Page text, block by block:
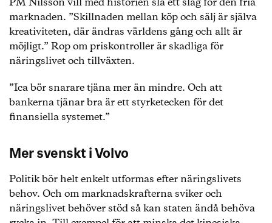
PM Nilsson vill med historien slå ett slag för den fria
marknaden. ”Skillnaden mellan köp och sälj är själva
kreativiteten, där ändras världens gång och allt är
möjligt.” Rop om priskontroller är skadliga för
näringslivet och tillväxten.
”Ica bör snarare tjäna mer än mindre. Och att
bankerna tjänar bra är ett styrketecken för det
finansiella systemet.”
Mer svenskt i Volvo
Politik bör helt enkelt utformas efter näringslivets
behov. Och om marknadskrafterna sviker och
näringslivet behöver stöd så kan staten ändå behöva